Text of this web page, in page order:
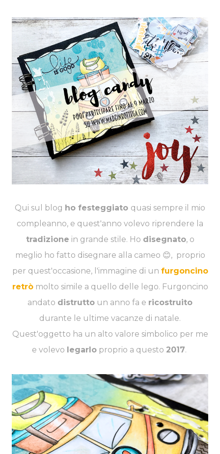
Qui sul blog ho festeggiato quasi sempre il mio
compleanno, e quest'anno volevo riprendere la
tradizione in grande stile. Ho disegnato, o
meglio ho fatto disegnare alla cameo 😊, proprio
per quest'occasione, l'immagine di un furgoncino
retròmolto simile a quello delle lego. Furgoncino
andato distrutto un anno fa e ricostruito
durante le ultime vacanze di natale.
Quest'oggetto ha un alto valore simbolico per me
e volevo legarloproprio a questo 2017.